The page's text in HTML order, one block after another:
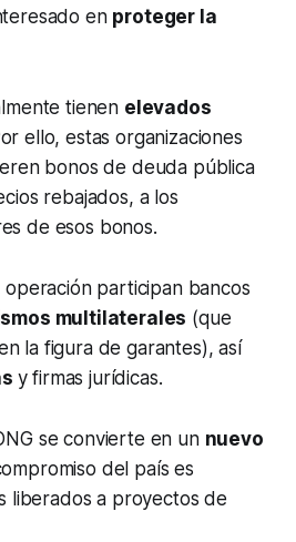
en proteger la
tienen elevados
ello, estas organizaciones
bonos de deuda pública
rebajados, a los
de esos bonos.
operación participan bancos
multilaterales (que
la figura de garantes), así
y firmas jurídicas.
se convierte en un nuevo
del país es
liberados a proyectos de